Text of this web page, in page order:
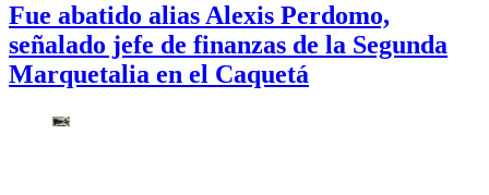
Fue abatido alias Alexis Perdomo,
señalado jefe de finanzas de la Segunda
Marquetalia en el Caquetá